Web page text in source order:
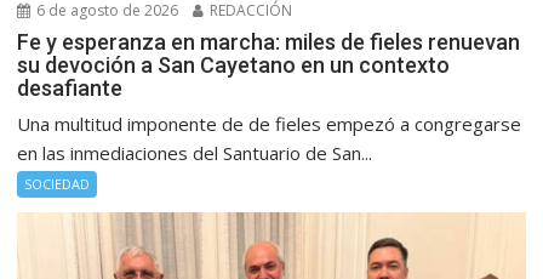
6 de agosto de 2026 REDACCIÓN
Fe y esperanza en marcha: miles de fieles renuevan
su devoción a San Cayetano en un contexto
desafiante
Una multitud imponente de de fieles empezó a congregarse
en las inmediaciones del Santuario de San...
SOCIEDAD